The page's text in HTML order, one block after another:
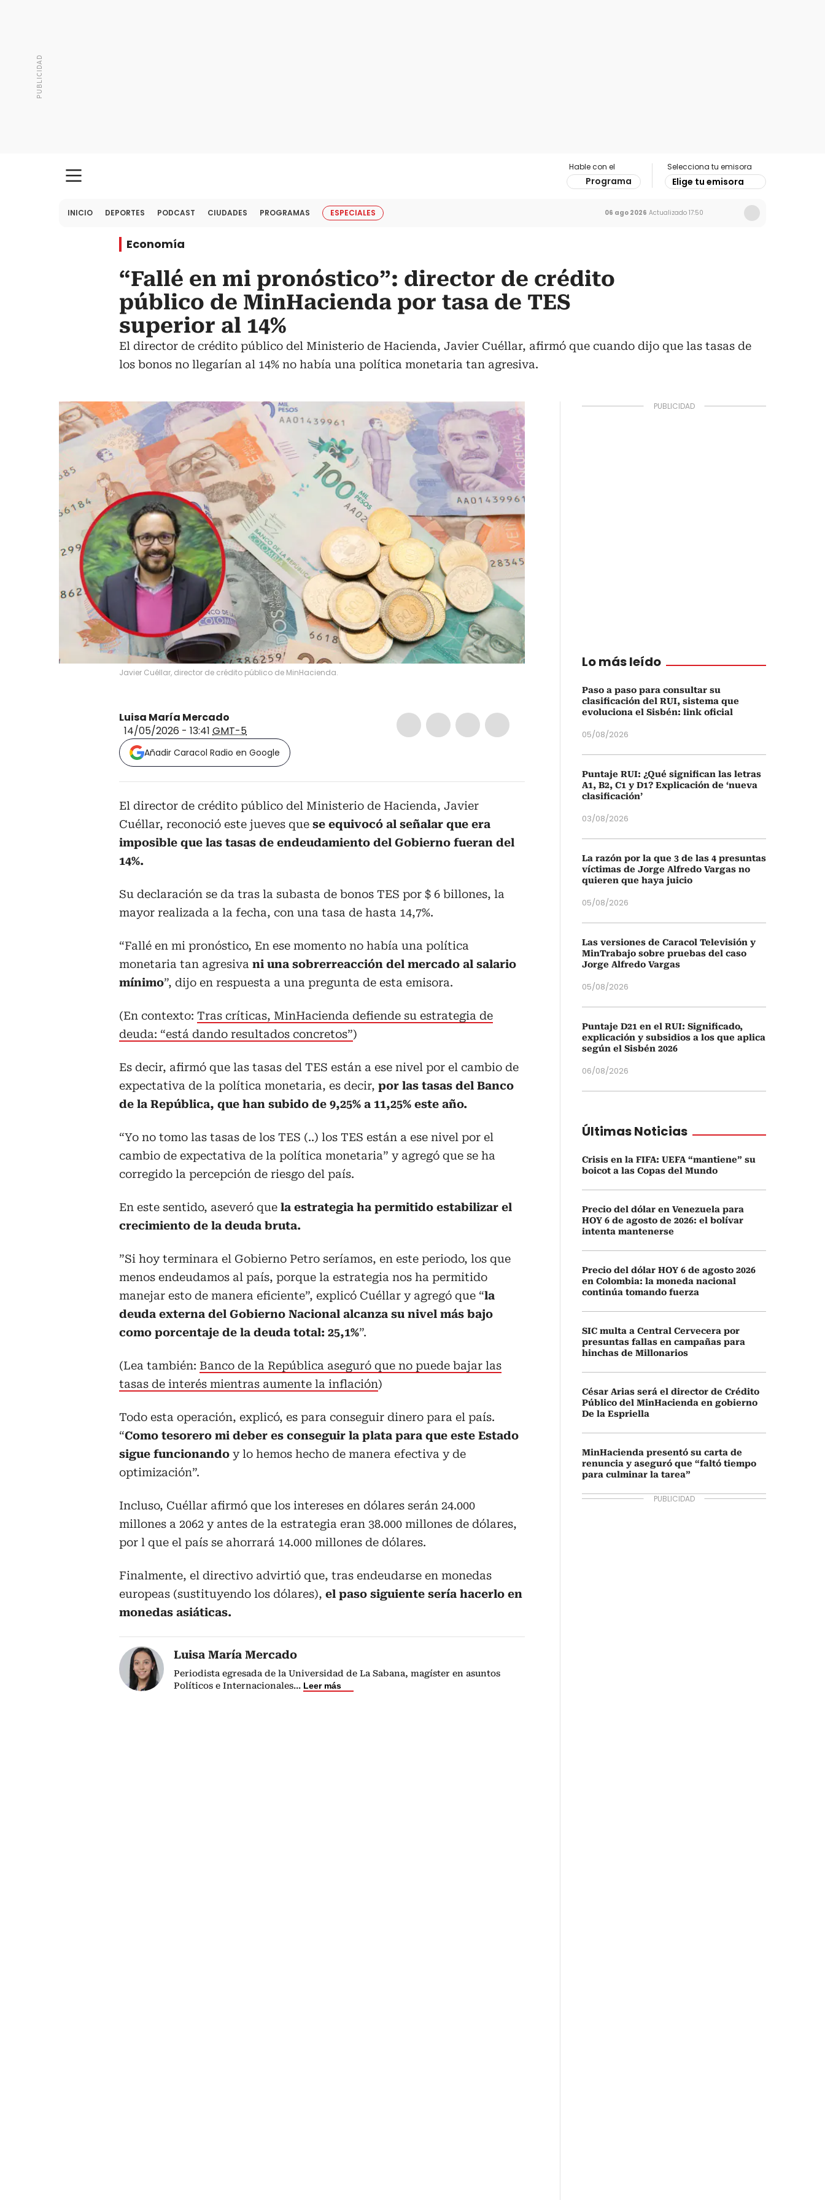
Hable con el
Programa
Selecciona tu emisora
Elige tu emisora
INICIO DEPORTES PODCAST CIUDADES PROGRAMAS ESPECIALES 06 ago 2026 Actualizado 17:50
Economía
“Fallé en mi pronóstico”: director de crédito
público de MinHacienda por tasa de TES
superior al 14%
El director de crédito público del Ministerio de Hacienda, Javier Cuéllar, afirmó que cuando dijo que las tasas de
los bonos no llegarían al 14% no había una política monetaria tan agresiva.
Javier Cuéllar, director de crédito público de MinHacienda.
Luisa María Mercado
14/05/2026 - 13:41 GMT-5
Añadir Caracol Radio en Google
El director de crédito público del Ministerio de Hacienda, Javier
Cuéllar, reconoció este jueves que se equivocó al señalar que era
imposible que las tasas de endeudamiento del Gobierno fueran del
14%.
Su declaración se da tras la subasta de bonos TES por $ 6 billones, la
mayor realizada a la fecha, con una tasa de hasta 14,7%.
“Fallé en mi pronóstico, En ese momento no había una política
monetaria tan agresiva ni una sobrerreacción del mercado al salario
mínimo”, dijo en respuesta a una pregunta de esta emisora.
(En contexto: Tras críticas, MinHacienda defiende su estrategia de
deuda: “está dando resultados concretos”)
Es decir, afirmó que las tasas del TES están a ese nivel por el cambio de
expectativa de la política monetaria, es decir, por las tasas del Banco
de la República, que han subido de 9,25% a 11,25% este año.
“Yo no tomo las tasas de los TES (..) los TES están a ese nivel por el
cambio de expectativa de la política monetaria” y agregó que se ha
corregido la percepción de riesgo del país.
En este sentido, aseveró que la estrategia ha permitido estabilizar el
crecimiento de la deuda bruta.
”Si hoy terminara el Gobierno Petro seríamos, en este periodo, los que
menos endeudamos al país, porque la estrategia nos ha permitido
manejar esto de manera eficiente”, explicó Cuéllar y agregó que “la
deuda externa del Gobierno Nacional alcanza su nivel más bajo
como porcentaje de la deuda total: 25,1%”.
(Lea también: Banco de la República aseguró que no puede bajar las
tasas de interés mientras aumente la inflación)
Todo esta operación, explicó, es para conseguir dinero para el país.
“Como tesorero mi deber es conseguir la plata para que este Estado
sigue funcionando y lo hemos hecho de manera efectiva y de
optimización”.
Incluso, Cuéllar afirmó que los intereses en dólares serán 24.000
millones a 2062 y antes de la estrategia eran 38.000 millones de dólares,
por l que el país se ahorrará 14.000 millones de dólares.
Finalmente, el directivo advirtió que, tras endeudarse en monedas
europeas (sustituyendo los dólares), el paso siguiente sería hacerlo en
monedas asiáticas.
Luisa María Mercado
Periodista egresada de la Universidad de La Sabana, magíster en asuntos
Políticos e Internacionales... Leer más
Lo más leído
Paso a paso para consultar su
clasificación del RUI, sistema que
evoluciona el Sisbén: link oficial
05/08/2026
Puntaje RUI: ¿Qué significan las letras
A1, B2, C1 y D1? Explicación de ‘nueva
clasificación’
03/08/2026
La razón por la que 3 de las 4 presuntas
víctimas de Jorge Alfredo Vargas no
quieren que haya juicio
05/08/2026
Las versiones de Caracol Televisión y
MinTrabajo sobre pruebas del caso
Jorge Alfredo Vargas
05/08/2026
Puntaje D21 en el RUI: Significado,
explicación y subsidios a los que aplica
según el Sisbén 2026
06/08/2026
Últimas Noticias
Crisis en la FIFA: UEFA “mantiene” su
boicot a las Copas del Mundo
Precio del dólar en Venezuela para
HOY 6 de agosto de 2026: el bolívar
intenta mantenerse
Precio del dólar HOY 6 de agosto 2026
en Colombia: la moneda nacional
continúa tomando fuerza
SIC multa a Central Cervecera por
presuntas fallas en campañas para
hinchas de Millonarios
César Arias será el director de Crédito
Público del MinHacienda en gobierno
De la Espriella
MinHacienda presentó su carta de
renuncia y aseguró que “faltó tiempo
para culminar la tarea”